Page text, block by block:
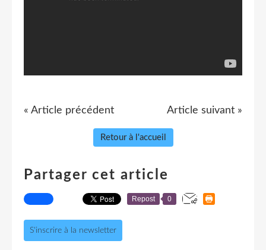
« Article précédent Article suivant »
Retour à l'accueil
Partager cet article
Repost 0
S'inscrire à la newsletter